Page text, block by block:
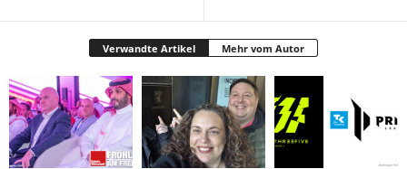
Verwandte Artikel Mehr vom Autor